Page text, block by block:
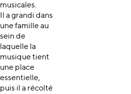
musicales.
Il a grandi dans
une famille au
sein de
laquelle la
musique tient
une place
essentielle,
puis il a récolté